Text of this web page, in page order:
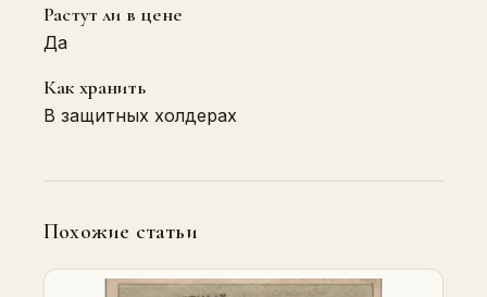
Растут ли в цене
Да
Как хранить
В защитных холдерах
Похожие статьи